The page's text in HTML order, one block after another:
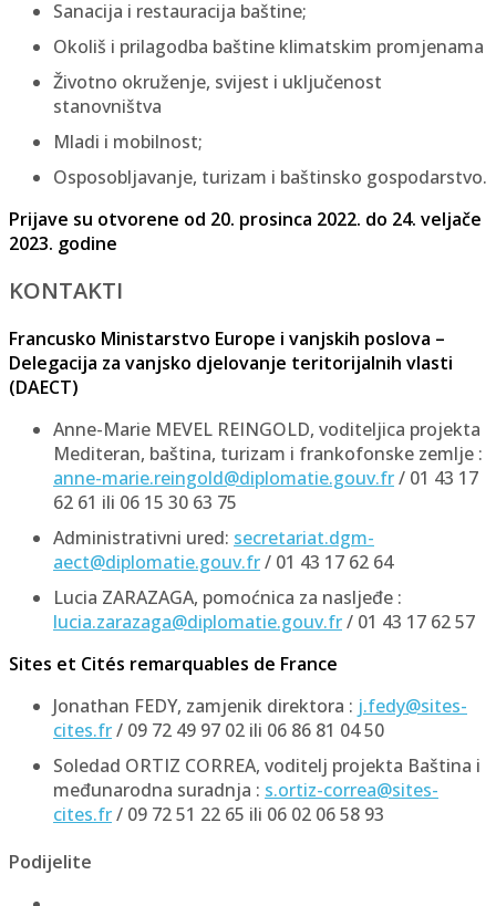
Sanacija i restauracija baštine;
Okoliš i prilagodba baštine klimatskim promjenama
Životno okruženje, svijest i uključenost
stanovništva
Mladi i mobilnost;
Osposobljavanje, turizam i baštinsko gospodarstvo.
Prijave su otvorene od 20. prosinca 2022. do 24. veljače
2023. godine
KONTAKTI
Francusko Ministarstvo Europe i vanjskih poslova –
Delegacija za vanjsko djelovanje teritorijalnih vlasti
(DAECT)
Anne-Marie MEVEL REINGOLD, voditeljica projekta
Mediteran, baština, turizam i frankofonske zemlje :
anne-marie.reingold@diplomatie.gouv.fr/ 01 43 17
62 61 ili 06 15 30 63 75
Administrativni ured: secretariat.dgm-
aect@diplomatie.gouv.fr/ 01 43 17 62 64
Lucia ZARAZAGA, pomoćnica za nasljeđe :
lucia.zarazaga@diplomatie.gouv.fr/ 01 43 17 62 57
Sites et Cités remarquables de France
Jonathan FEDY, zamjenik direktora : j.fedy@sites-
cites.fr/ 09 72 49 97 02 ili 06 86 81 04 50
Soledad ORTIZ CORREA, voditelj projekta Baština i
međunarodna suradnja : s.ortiz-correa@sites-
cites.fr/ 09 72 51 22 65 ili 06 02 06 58 93
Podijelite